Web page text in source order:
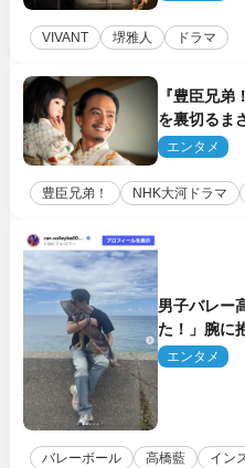
VIVANT 堺雅人 ドラマ
『豊臣兄
を裏切るま
汚い！」「
エンタメ
豊臣兄弟！ NHK大河ドラマ
男子バレー
た！」腕に
エンタメ
バレーボール 高橋藍 イン